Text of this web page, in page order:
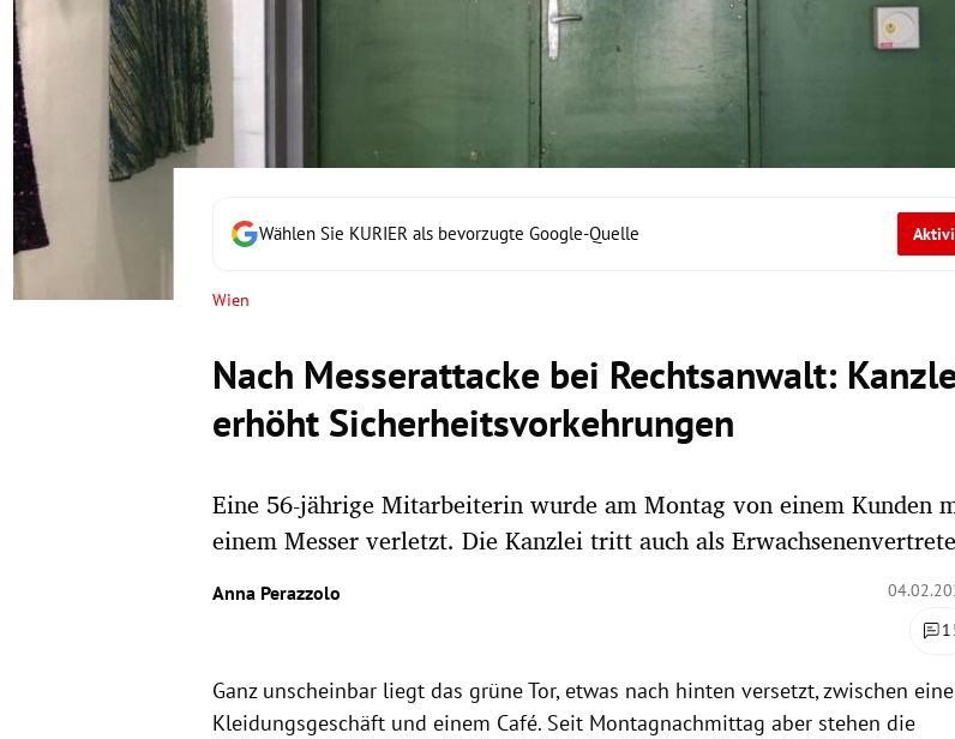
Untermenü
Untermenü
Untermenü
Untermenü Wählen Sie KURIER als bevorzugte Google-Quelle
Wien
Nach Messerattacke bei Rechtsanwalt:
erhöht Sicherheitsvorkehrungen
Eine 56-jährige Mitarbeiterin wurde am Montag von einem Kunden
einem Messer verletzt. Die Kanzlei tritt auch als
Anna Perazzolo
Ganz unscheinbar liegt das grüne Tor, etwas nach hinten versetzt, zwischen
Kleidungsgeschäft und einem Café. Seit Montagnachmittag aber stehen die